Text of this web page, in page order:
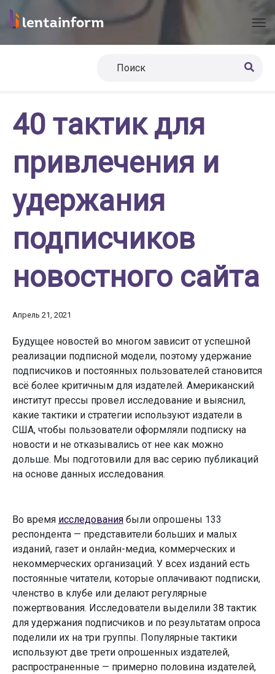
40 тактик для
привлечения и
удержания
подписчиков
новостного сайта
Апрель 21, 2021
Будущее новостей во многом зависит от успешной
реализации подписной модели, поэтому удержание
подписчиков и постоянных пользователей становится
всё более критичным для издателей. Американский
институт прессы провел исследование и выяснил,
какие тактики и стратегии используют издатели в
США, чтобы пользователи оформляли подписку на
новости и не отказывались от нее как можно
дольше. Мы подготовили для вас серию публикаций
на основе данных исследования.
Во время исследования были опрошены 133
респондента — представители больших и малых
изданий, газет и онлайн-медиа, коммерческих и
некоммерческих организаций. У всех изданий есть
постоянные читатели, которые оплачивают подписки,
членство в клубе или делают регулярные
пожертвования. Исследователи выделили 38 тактик
для удержания подписчиков и по результатам опроса
поделили их на три группы. Популярные тактики
используют две трети опрошенных издателей,
распространенные — примерно половина издателей,